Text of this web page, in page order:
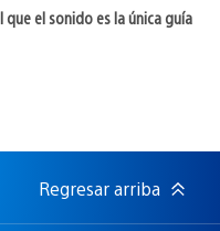
el sonido es la única guía
Regresar arriba